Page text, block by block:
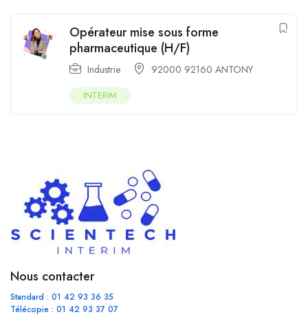
Opérateur mise sous forme
pharmaceutique (H/F)
Industrie 92000 92160 ANTONY
INTERIM
Nous contacter
Standard : 01 42 93 36 35
Télécopie : 01 42 93 37 07